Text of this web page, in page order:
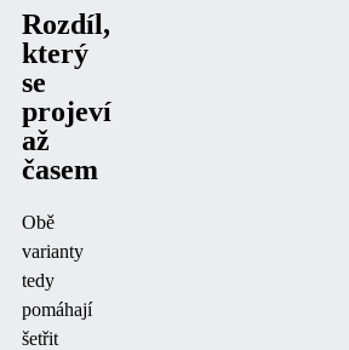
Rozdíl,
který
se
projeví
až
časem
Obě
varianty
tedy
pomáhají
šetřit